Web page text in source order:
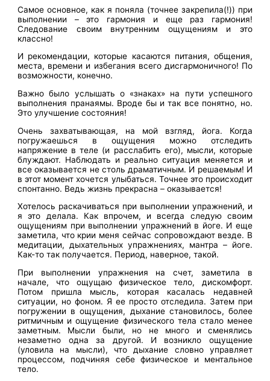
Самое основное, как я поняла (точнее закрепила(!)) при
выполнении – это гармония и еще раз гармония!
Следование своим внутренним ощущениям и это
классно!
И рекомендации, которые касаются питания, общения,
места, времени и избегания всего дисгармоничного! По
возможности, конечно.
Важно было услышать о «знаках» на пути успешного
выполнения пранаямы. Вроде бы и так все понятно, но.
Это улучшение состояния!
Очень захватывающая, на мой взгляд, йога. Когда
погружаешься в ощущения можно отследить
напряжение в теле (и расслабить его), мысли, которые
блуждают. Наблюдать и реально ситуация меняется и
все оказывается не столь драматичным. И решаемым! И
в этот момент хочется улыбаться. Точнее это происходит
спонтанно. Ведь жизнь прекрасна – оказывается!
Хотелось раскачиваться при выполнении упражнений, и
я это делала. Как впрочем, и всегда следую своим
ощущениям при выполнении упражнений в йоге. И еще
заметила, что крии меня сейчас сопровождают везде. В
медитации, дыхательных упражнениях, мантра – йоге.
Как-то так получается. Период, наверное, такой.
При выполнении упражнения на счет, заметила в
начале, что ощущаю физическое тело, дискомфорт.
Потом пришла мысль, которая касалась недавней
ситуации, но фоном. Я ее просто отследила. Затем при
погружении в ощущения, дыхание становилось, более
ритмичным и ощущение физического тела стало менее
заметным. Мысли были, но не много и сменялись
незаметно одна за другой. И возникло ощущение
(уловила на мысли), что дыхание словно управляет
процессом, подчиняя себе физическое и ментальное
тело.